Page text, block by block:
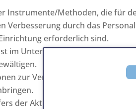
Instrumente/Methoden, die für
Verbesserung durch das
erforderlich sind.
im Unternehmen, um künftige
zur Verbesserung der
der Aktivität von PONTOISE unter